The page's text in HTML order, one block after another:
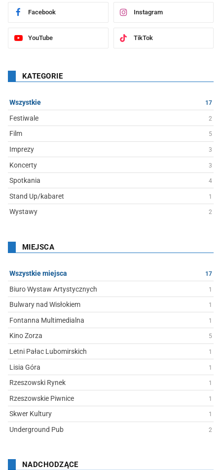
Facebook Instagram
YouTube TikTok
KATEGORIE
Wszystkie 17
Festiwale 2
Film 5
Imprezy 3
Koncerty 3
Spotkania 4
Stand Up/kabaret 1
Wystawy 2
MIEJSCA
Wszystkie miejsca 17
Biuro Wystaw Artystycznych 1
Bulwary nad Wisłokiem 1
Fontanna Multimedialna 1
Kino Zorza 5
Letni Pałac Lubomirskich 1
Lisia Góra 1
Rzeszowski Rynek 1
Rzeszowskie Piwnice 1
Skwer Kultury 1
Underground Pub 2
NADCHODZĄCE